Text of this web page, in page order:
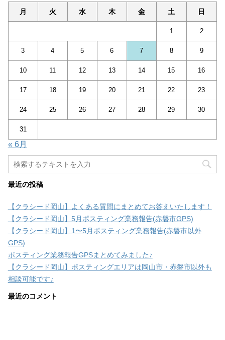
月 火 水 木 金 土 日
1 2
3 4 5 6 7 8 9
10 11 12 13 14 15 16
17 18 19 20 21 22 23
24 25 26 27 28 29 30
31
« 6月
最近の投稿
【クラシード岡山】よくある質問にまとめてお答えいたします！
【クラシード岡山】5月ポスティング業務報告(赤磐市GPS)
【クラシード岡山】1〜5月ポスティング業務報告(赤磐市以外
GPS)
ポスティング業務報告GPSまとめてみました♪
【クラシード岡山】ポスティングエリアは岡山市・赤磐市以外も
相談可能です♪
最近のコメント